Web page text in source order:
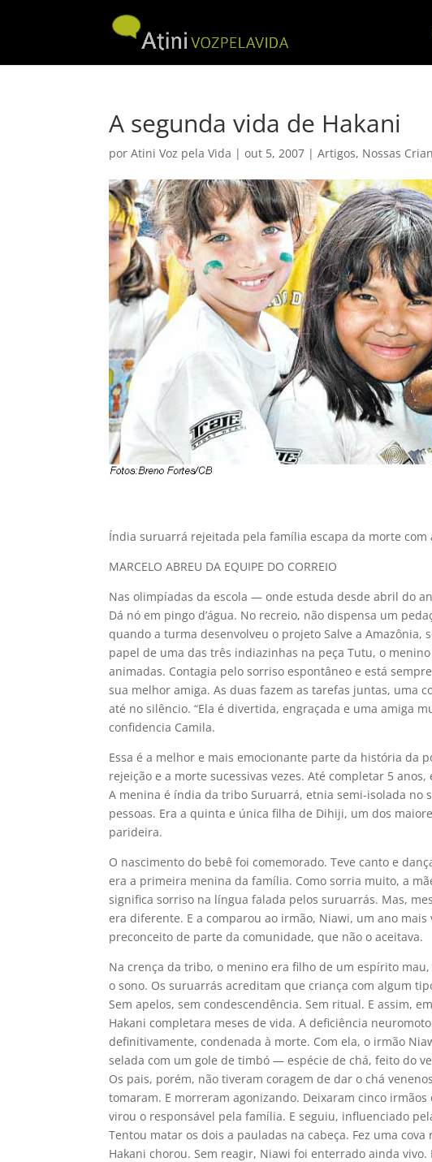
A segunda vida de Hakani
porAtini Voz pela Vida |out 5, 2007 |Artigos, Nossas
Índia suruarrá rejeitada pela família escapa da morte
MARCELO ABREU DA EQUIPE DO CORREIO
Nas olimpíadas da escola — onde estuda desde abril do
Dá nó em pingo d’água. No recreio, não dispensa um
quando a turma desenvolveu o projeto Salve a Amazônia,
papel de uma das três indiazinhas na peça Tutu, o
animadas. Contagia pelo sorriso espontâneo e está
sua melhor amiga. As duas fazem as tarefas juntas, uma
até no silêncio. “Ela é divertida, engraçada e uma amiga
confidencia Camila.
Essa é a melhor e mais emocionante parte da história da
rejeição e a morte sucessivas vezes. Até completar 5
A menina é índia da tribo Suruarrá, etnia semi-isolada no
pessoas. Era a quinta e única filha de Dihiji, um dos
parideira.
O nascimento do bebê foi comemorado. Teve canto e
era a primeira menina da família. Como sorria muito, a
significa sorriso na língua falada pelos suruarrás. Mas,
era diferente. E a comparou ao irmão, Niawi, um ano
preconceito de parte da comunidade, que não o aceitava.
Na crença da tribo, o menino era filho de um espírito
o sono. Os suruarrás acreditam que criança com algum
Sem apelos, sem condescendência. Sem ritual. E assim,
Hakani completara meses de vida. A deficiência
definitivamente, condenada à morte. Com ela, o irmão
selada com um gole de timbó — espécie de chá, feito do
Os pais, porém, não tiveram coragem de dar o chá
tomaram. E morreram agonizando. Deixaram cinco
virou o responsável pela família. E seguiu, influenciado
Tentou matar os dois a pauladas na cabeça. Fez uma
Hakani chorou. Sem reagir, Niawi foi enterrado ainda